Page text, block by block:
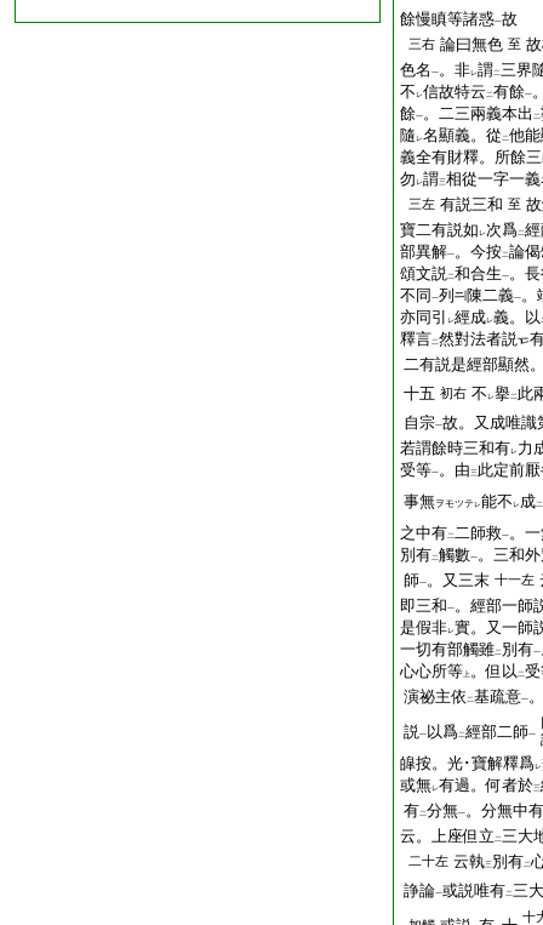
餘慢瞋等諸惑一故
三右 論曰無色 至
色名 一。非レ謂二三界
不 レ信故特云 二有餘一
餘一。二三兩義本出 二
隨 レ名顯義。從 二他
義全有財釋。所餘
勿 レ謂三相從一字一
三左 有説三和 至
寶二有説如 レ次爲二
部異解一。今按二論
頌文説二和合生一。
不同 一列 陳二義一。
亦同引
レ經成レ義。以
釋言二然對法者説
二有説是經部顯然
十五 初右 不 レ擧二 此
自宗一故。又成唯識
若謂餘時三和有レ力
受等一。由三此定前厭
事無ヲモツテレ能不 レ成二
之中有二二師救一。
別有二觸數一。三和
師一。又三末 十一左
即三和一。經部一師
是假非レ實。又一師
一切有部觸雖二 別有一
心心所等 上 。但以 二
演祕主依 二基疏意一
説一 以爲二經部二師一
皡按。光･寶解釋爲レ
或無レ有過。何者於三
有二分無一。分無中有
云。上座但立 二三大
二十左 云執三別有二
諍論一或説唯有二三
十